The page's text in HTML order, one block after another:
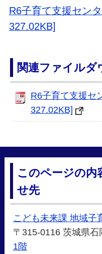
R6子育て支援セン
327.02KB]
関連ファイルダ
R6子育て支援セ
327.02KB]
このページの内
せ先
こども未来課 地域子
〒315-0116 茨城県
1階